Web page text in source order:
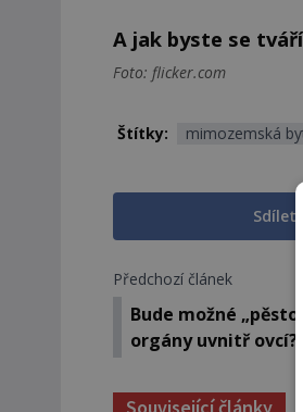
A jak byste se
Foto: flicker.com
Štítky: mimozemská
Sdílet
Předchozí článek
Bude možné
orgány uvnitř ovcí?
Související články